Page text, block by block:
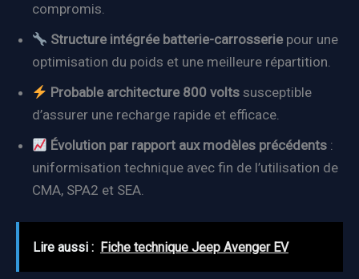
compromis.
Structure intégrée batterie-carrosseriepour une
optimisation du poids et une meilleure répartition.
Probable architecture 800 volts susceptible
d’assurer une recharge rapide et efficace.
Évolution par rapport aux modèles précédents :
uniformisation technique avec fin de l’utilisation de
CMA, SPA2 et SEA.
Lire aussi : Fiche technique Jeep Avenger EV